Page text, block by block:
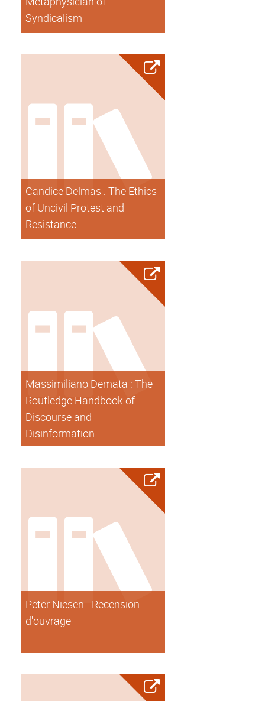
Syndicalism
Candice Delmas : The Ethics
of Uncivil Protest and
Resistance
Massimiliano Demata : The
Routledge Handbook of
Discourse and
Disinformation
Peter Niesen - Recension
d'ouvrage